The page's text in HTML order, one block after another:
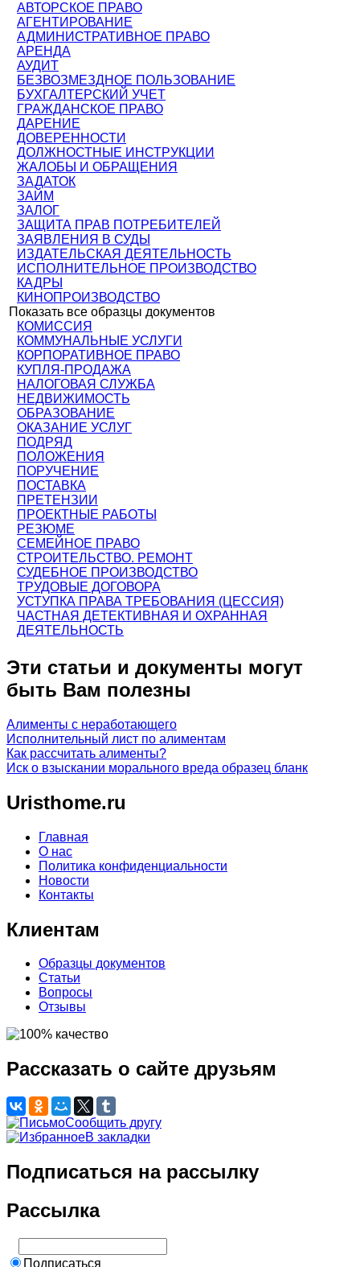
АВТОРСКОЕ ПРАВО
АГЕНТИРОВАНИЕ
АДМИНИСТРАТИВНОЕ ПРАВО
АРЕНДА
АУДИТ
БЕЗВОЗМЕЗДНОЕ ПОЛЬЗОВАНИЕ
БУХГАЛТЕРСКИЙ УЧЕТ
ГРАЖДАНСКОЕ ПРАВО
ДАРЕНИЕ
ДОВЕРЕННОСТИ
ДОЛЖНОСТНЫЕ ИНСТРУКЦИИ
ЖАЛОБЫ И ОБРАЩЕНИЯ
ЗАДАТОК
ЗАЙМ
ЗАЛОГ
ЗАЩИТА ПРАВ ПОТРЕБИТЕЛЕЙ
ЗАЯВЛЕНИЯ В СУДЫ
ИЗДАТЕЛЬСКАЯ ДЕЯТЕЛЬНОСТЬ
ИСПОЛНИТЕЛЬНОЕ ПРОИЗВОДСТВО
КАДРЫ
КИНОПРОИЗВОДСТВО
Показать все образцы документов
КОМИССИЯ
КОММУНАЛЬНЫЕ УСЛУГИ
КОРПОРАТИВНОЕ ПРАВО
КУПЛЯ-ПРОДАЖА
НАЛОГОВАЯ СЛУЖБА
НЕДВИЖИМОСТЬ
ОБРАЗОВАНИЕ
ОКАЗАНИЕ УСЛУГ
ПОДРЯД
ПОЛОЖЕНИЯ
ПОРУЧЕНИЕ
ПОСТАВКА
ПРЕТЕНЗИИ
ПРОЕКТНЫЕ РАБОТЫ
РЕЗЮМЕ
СЕМЕЙНОЕ ПРАВО
СТРОИТЕЛЬСТВО. РЕМОНТ
СУДЕБНОЕ ПРОИЗВОДСТВО
ТРУДОВЫЕ ДОГОВОРА
УСТУПКА ПРАВА ТРЕБОВАНИЯ (ЦЕССИЯ)
ЧАСТНАЯ ДЕТЕКТИВНАЯ И ОХРАННАЯ
ДЕЯТЕЛЬНОСТЬ
Эти статьи и документы могут
быть Вам полезны
Алименты с неработающего
Исполнительный лист по алиментам
Как рассчитать алименты?
Иск о взыскании морального вреда образец бланк
Uristhome.ru
Главная
О нас
Политика конфиденциальности
Новости
Контакты
Клиентам
Образцы документов
Статьи
Вопросы
Отзывы
Рассказать о сайте друзьям
Сообщить другу
В закладки
Подписаться на рассылку
Рассылка
Подписаться